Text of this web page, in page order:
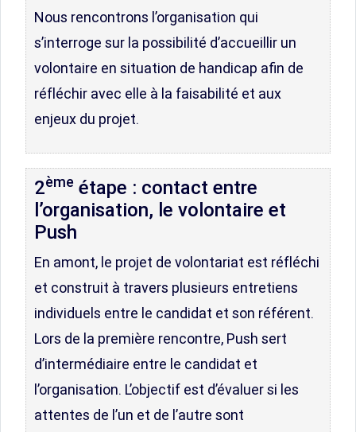
Nous rencontrons l’organisation qui
s’interroge sur la possibilité d’accueillir un
volontaire en situation de handicap afin de
réfléchir avec elle à la faisabilité et aux
enjeux du projet.
2ème étape : contact entre
l’organisation, le volontaire et
Push
En amont, le projet de volontariat est réfléchi
et construit à travers plusieurs entretiens
individuels entre le candidat et son référent.
Lors de la première rencontre, Push sert
d’intermédiaire entre le candidat et
l’organisation. L’objectif est d’évaluer si les
attentes de l’un et de l’autre sont